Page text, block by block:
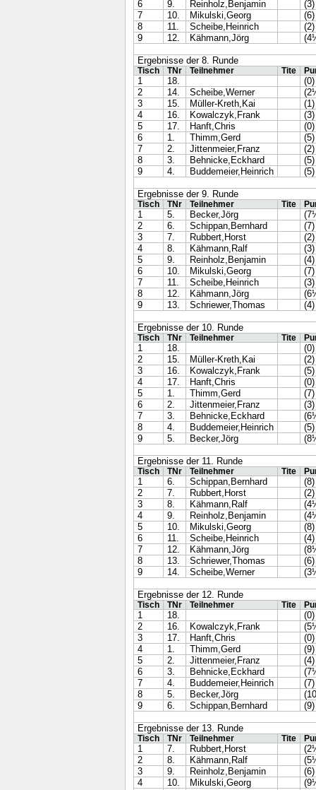
6
9. Reinholz,Benjamin
(3)
7
10. Mikulski,Georg
(6)
8
11. Scheibe,Heinrich
(2)
9
12. Kähmann,Jörg
Ergebnisse der 8. Runde
Tisch TNr Teilnehmer Tite
1 18.
(0)
2
14. Scheibe,Werner
3
15. Müller-Kreth,Kai
(1)
4
16. Kowalczyk,Frank
(3)
5
17. Hanft,Chris
(0)
6
1. Thimm,Gerd
(5)
7
2. Jittenmeier,Franz
(2)
8
3. Behnicke,Eckhard
(5)
9
4. Buddemeier,Heinrich (5)
Ergebnisse der 9. Runde
Tisch TNr Teilnehmer Tite
1 5. Becker,Jörg
2
6. Schippan,Bernhard
(7)
3
7. Rubbert,Horst
(2)
4
8. Kähmann,Ralf
(3)
5
9. Reinholz,Benjamin
(4)
6
10. Mikulski,Georg
(7)
7
11. Scheibe,Heinrich
(3)
8
12. Kähmann,Jörg
9
13. Schriewer,Thomas (4)
Ergebnisse der 10. Runde
Tisch TNr Teilnehmer Tite
1 18.
(0)
2
15. Müller-Kreth,Kai
(2)
3
16. Kowalczyk,Frank
(5)
4
17. Hanft,Chris
(0)
5
1. Thimm,Gerd
(7)
6
2. Jittenmeier,Franz
(3)
7
3. Behnicke,Eckhard
8
4. Buddemeier,Heinrich
(5)
9
5. Becker,Jörg
Ergebnisse der 11. Runde
Tisch TNr Teilnehmer Tite
1 6. Schippan,Bernhard
(8)
2
7. Rubbert,Horst
(2)
3
8. Kähmann,Ralf
4
9. Reinholz,Benjamin
5
10. Mikulski,Georg
(8)
6
11. Scheibe,Heinrich
(4)
7
12. Kähmann,Jörg
8
13. Schriewer,Thomas
(6)
9
14. Scheibe,Werner
Ergebnisse der 12. Runde
Tisch TNr Teilnehmer Tite
1 18.
(0)
2
16. Kowalczyk,Frank
3
17. Hanft,Chris
(0)
4
1. Thimm,Gerd
(9)
5
2. Jittenmeier,Franz
(4)
6
3. Behnicke,Eckhard
7
4. Buddemeier,Heinrich
(7)
8
5. Becker,Jörg
9
6. Schippan,Bernhard (9)
Ergebnisse der 13. Runde
Tisch TNr Teilnehmer Tite
1 7. Rubbert,Horst
2
8. Kähmann,Ralf
3
9. Reinholz,Benjamin
(6)
4
10. Mikulski,Georg